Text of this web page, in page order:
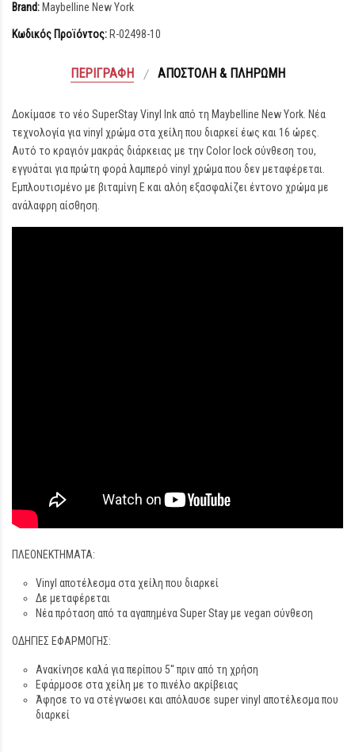
Brand: Maybelline New York
Κωδικός Προϊόντος: R-02498-10
ΠΕΡΙΓΡΑΦΉ ΑΠΟΣΤΟΛΉ & ΠΛΗΡΩΜΉ
Δοκίμασε το νέο SuperStay Vinyl Ιnk από τη Maybelline New York. Νέα
τεχνολογία για vinyl χρώμα στα χείλη που διαρκεί έως και 16 ώρες.
Αυτό το κραγιόν μακράς διάρκειας με την Color lock σύνθεση του,
εγγυάται για πρώτη φορά λαμπερό vinyl χρώμα που δεν μεταφέρεται.
Eμπλουτισμένο με βιταμίνη Ε και αλόη εξασφαλίζει έντονο χρώμα με
ανάλαφρη αίσθηση.
ΠΛΕΟΝΕΚΤΗΜΑΤΑ:
Vinyl αποτέλεσμα στα χείλη που διαρκεί
Δε μεταφέρεται
Νέα πρόταση από τα αγαπημένα Super Stay με vegan σύνθεση
ΟΔΗΓΙΕΣ ΕΦΑΡΜΟΓΗΣ:
Ανακίνησε καλά για περίπου 5'' πριν από τη χρήση
Εφάρμοσε στα χείλη με το πινέλο ακρίβειας
Άφησε το να στέγνωσει και απόλαυσε super vinyl αποτέλεσμα που
διαρκεί